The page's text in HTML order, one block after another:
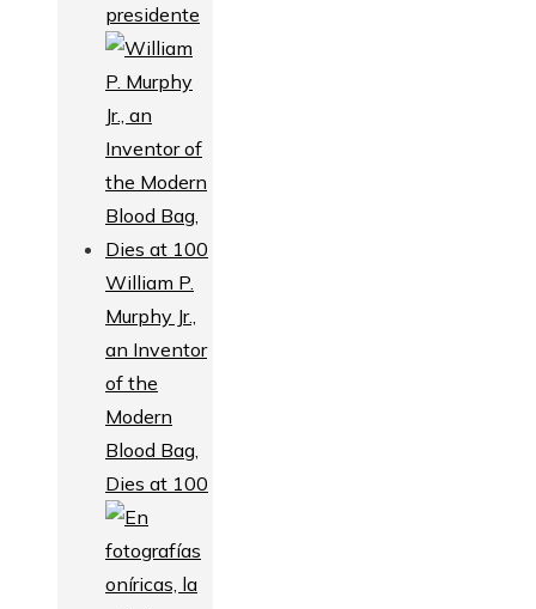
presidente
William P.
Murphy Jr.,
an Inventor
of the
Modern
Blood Bag,
Dies at 100